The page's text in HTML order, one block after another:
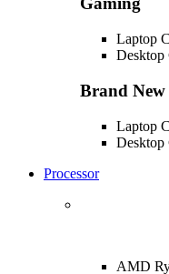
Laptop
Desktop
Brand New
Laptop
Desktop
Processor
AMD